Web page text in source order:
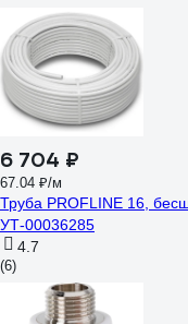
6 704 ₽
67.04 ₽/м
Труба PROFLINE 16,
УТ-00036285
4.7
(6)